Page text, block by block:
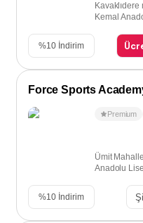
Kemal
%10 İndirim
Force Sports
Premium
Ümit
Anadolu
%10 İndirim